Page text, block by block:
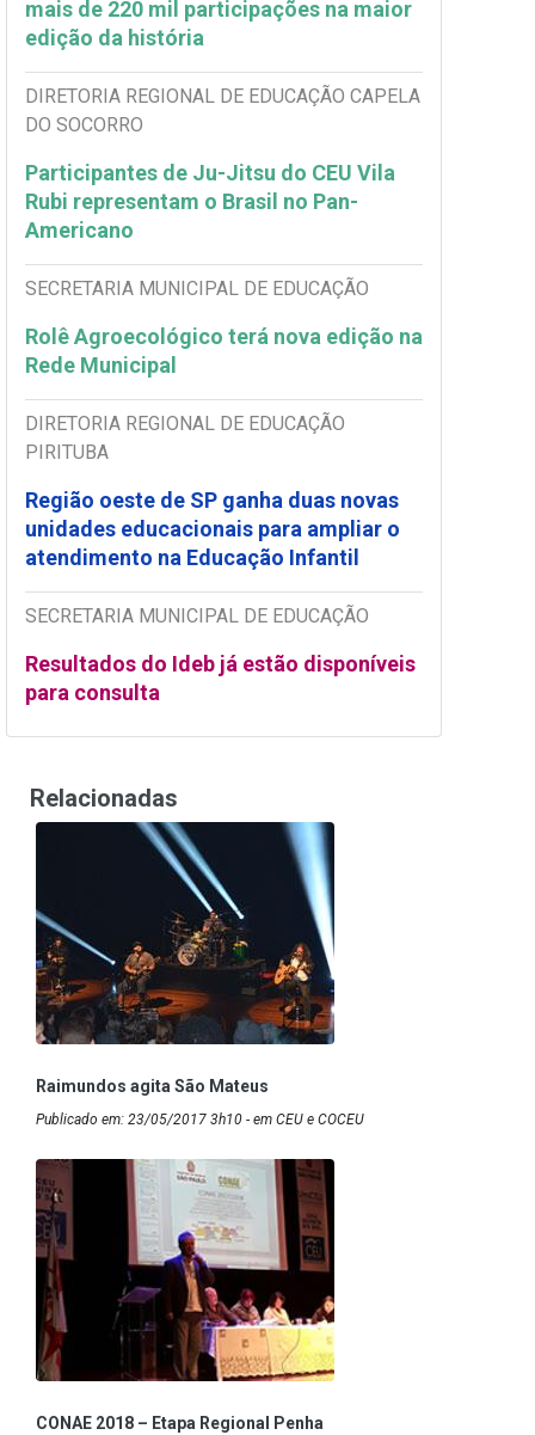
mais de 220 mil participações na maior
edição da história
DIRETORIA REGIONAL DE EDUCAÇÃO CAPELA
DO SOCORRO
Participantes de Ju-Jitsu do CEU Vila
Rubi representam o Brasil no Pan-
Americano
SECRETARIA MUNICIPAL DE EDUCAÇÃO
Rolê Agroecológico terá nova edição na
Rede Municipal
DIRETORIA REGIONAL DE EDUCAÇÃO
PIRITUBA
Região oeste de SP ganha duas novas
unidades educacionais para ampliar o
atendimento na Educação Infantil
SECRETARIA MUNICIPAL DE EDUCAÇÃO
Resultados do Ideb já estão disponíveis
para consulta
Relacionadas
Raimundos agita São Mateus
Publicado em: 23/05/2017 3h10 - em CEU e COCEU
CONAE 2018 – Etapa Regional Penha